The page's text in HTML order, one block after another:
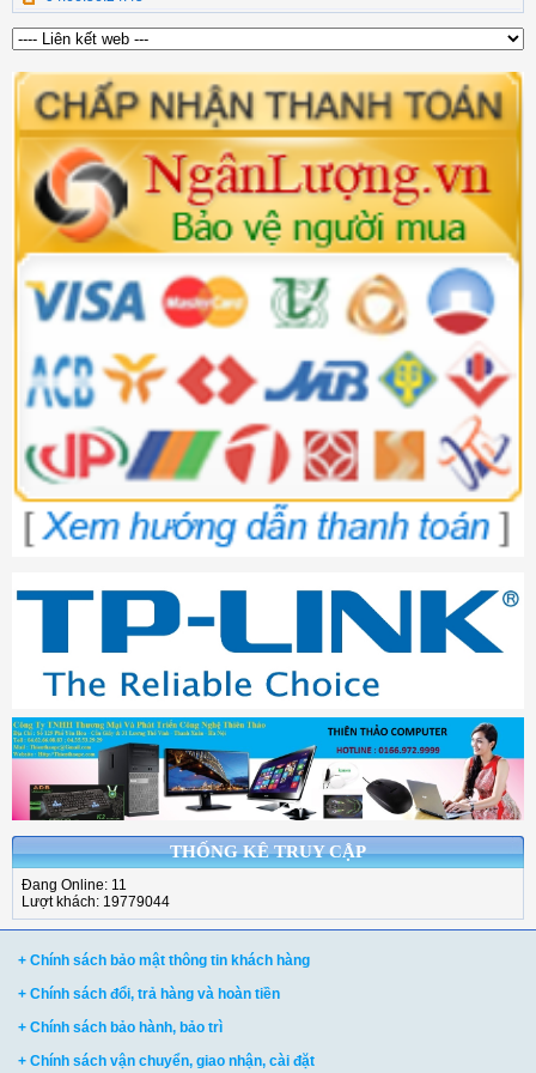
THỐNG KÊ TRUY CẬP
Đang Online: 11
Lượt khách: 19779044
+ Chính sách bảo mật thông tin khách hàng
+ Chính sách đổi, trả hàng và hoàn tiền
+ Chính sách bảo hành, bảo trì
+ Chính sách vận chuyển, giao nhận, cài đặt